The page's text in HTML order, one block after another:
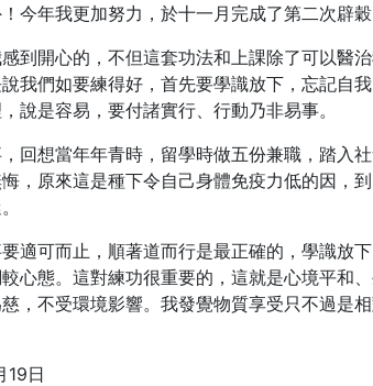
今年我更加努力，於十一月完成了第二次辟穀
到開心的，不但這套功法和上課除了可以醫
我們如要練得好，首先要學識放下，忘記自
說是容易，要付諸實行、行動乃非易事。
回想當年年青時，留學時做五份兼職，踏入
，原來這是種下令自己身體免疫力低的因，
適可而止，順著道而行是最正確的，學識放
心態。這對練功很重要的，這就是心境平和
，不受環境影響。我發覺物質享受只不過是
19日